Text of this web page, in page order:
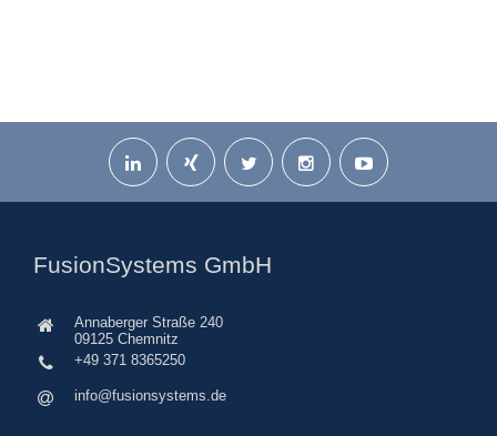
FusionSystems GmbH
Annaberger Straße 240
09125 Chemnitz
+49 371 8365250
info@fusionsystems.de